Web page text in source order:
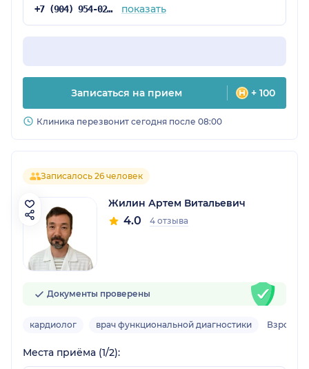
+7 (904) 954-02-15 показать
Записаться на прием + 100
Клиника перезвонит сегодня после 08:00
Записалось 26 человек
Жилин Артем Витальевич
4.0 4 отзыва
Документы проверены
кардиолог врач функциональной диагностики
Места приёма (1/2):